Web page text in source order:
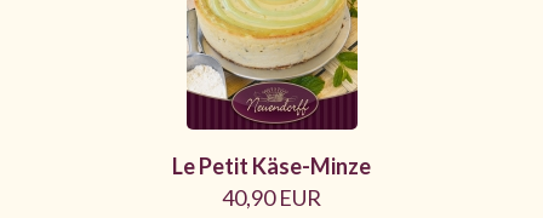
Le Petit Käse-Minze
40,90 EUR